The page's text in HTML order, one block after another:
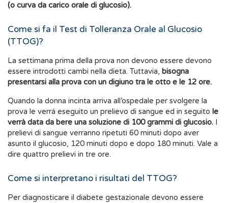
(o curva da carico orale di glucosio).
Come si fa il Test di Tolleranza Orale al Glucosio
(TTOG)?
La settimana prima della prova non devono essere devono
essere introdotti cambi nella dieta. Tuttavia, bisogna
presentarsi alla prova con un digiuno tra le otto e le 12 ore.
Quando la donna incinta arriva all’ospedale per svolgere la
prova le verrá eseguito un prelievo di sangue ed in seguito le
verrà data da bere una soluzione di 100 grammi di glucosio. I
prelievi di sangue verranno ripetuti 60 minuti dopo aver
asunto il glucosio, 120 minuti dopo e dopo 180 minuti. Vale a
dire quattro prelievi in tre ore.
Come si interpretano i risultati del TTOG?
Per diagnosticare il diabete gestazionale devono essere